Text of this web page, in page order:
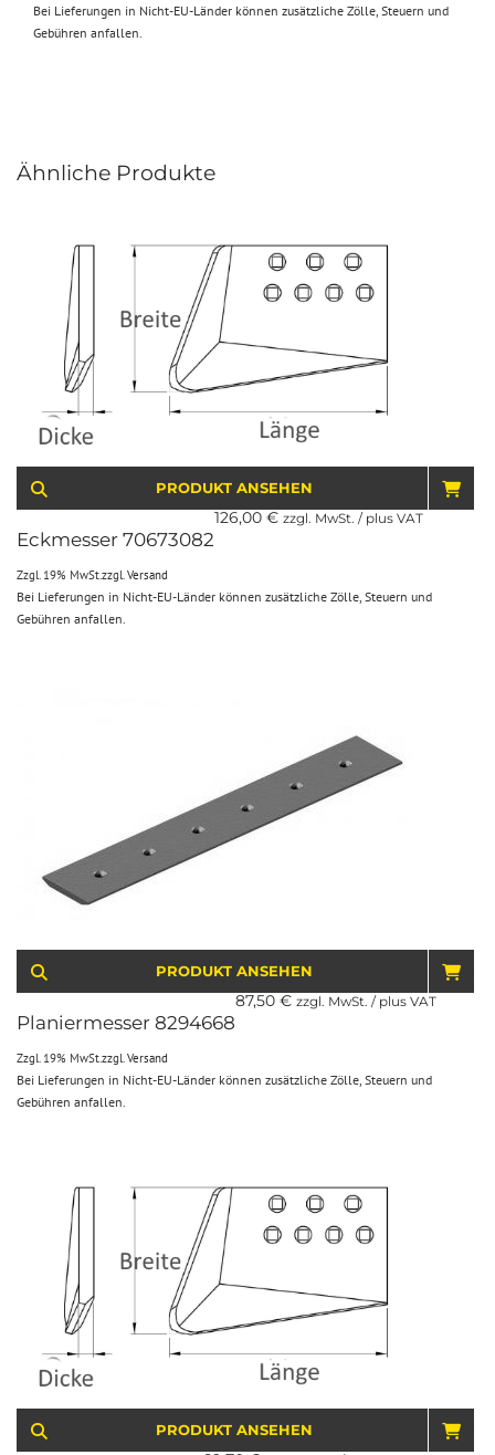
Bei Lieferungen in Nicht-EU-Länder können zusätzliche Zölle, Steuern und
Gebühren anfallen.
Ähnliche Produkte
PRODUKT ANSEHEN
Eckmesser 70673082
126,00 € zzgl. MwSt. / plus VAT
Zzgl. 19% MwSt.zzgl. Versand
Bei Lieferungen in Nicht-EU-Länder können zusätzliche Zölle, Steuern und
Gebühren anfallen.
PRODUKT ANSEHEN
Planiermesser 8294668
87,50 € zzgl. MwSt. / plus VAT
Zzgl. 19% MwSt.zzgl. Versand
Bei Lieferungen in Nicht-EU-Länder können zusätzliche Zölle, Steuern und
Gebühren anfallen.
PRODUKT ANSEHEN